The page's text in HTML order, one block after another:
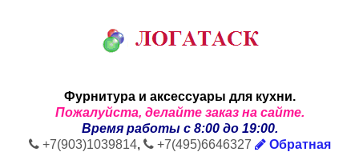
Фурнитура и аксессуары для кухни.
Пожалуйста, делайте заказ на сайте.
Время работы с 8:00 до 19:00.
+7(903)1039814, +7(495)6646327
Обратная